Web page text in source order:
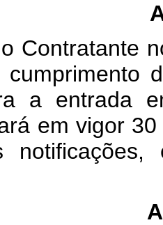
Contratante
cumprimento
a entrada
em vigor